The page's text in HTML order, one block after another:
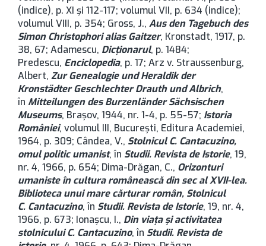
(indice), p. XI şi 112-117; volumul VII, p. 634 (indice);
volumul VIII, p. 354; Gross, J., Aus den Tagebuch des
Simon Christophori alias Gaitzer, Kronstadt, 1917, p.
38, 67; Adamescu, Dicţionarul, p. 1484;
Predescu, Enciclopedia, p. 17; Arz v. Straussenburg,
Albert, Zur Genealogie und Heraldik der
Kronstädter Geschlechter Drauth und Albrich,
în Mitteilungen des Burzenländer Sächsischen
Museums, Brașov, 1944, nr. 1-4, p. 55-57; Istoria
României, volumul III, București, Editura Academiei,
1964, p. 309; Cândea, V., Stolnicul C. Cantacuzino,
omul politic umanist, în Studii. Revista de Istorie, 19,
nr. 4, 1966, p. 654; Dima-Drăgan, C., Orizonturi
umaniste în cultura românească din sec al XVII-lea.
Biblioteca unui mare cărturar român, Stolnicul
C. Cantacuzino, în Studii. Revista de Istorie, 19, nr. 4,
1966, p. 673; Ionaşcu, I., Din viaţa şi activitatea
stolnicului C. Cantacuzino, în Studii. Revista de